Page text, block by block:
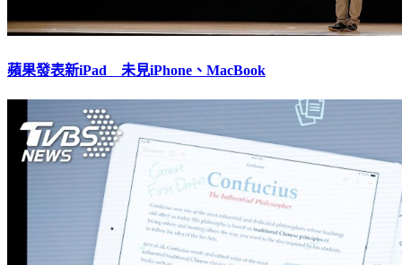
蘋果發表新iPad 未見iPhone、MacBook